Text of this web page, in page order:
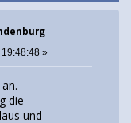
»
die
und